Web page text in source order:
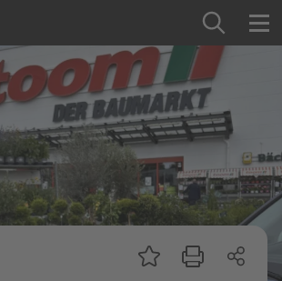
Startseite
Group als Arbeitgeber
& Studium
& Werkstudium